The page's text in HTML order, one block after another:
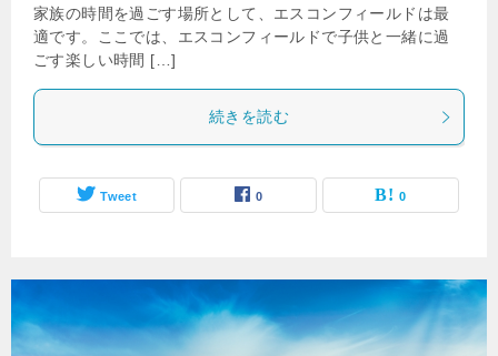
家族の時間を過ごす場所として、エスコンフィールドは最
適です。ここでは、エスコンフィールドで子供と一緒に過
ごす楽しい時間 […]
続きを読む
Tweet 0 0